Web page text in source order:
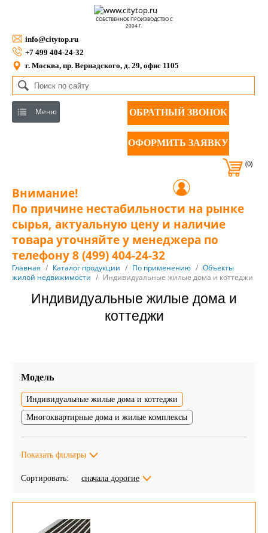
СОБСТВЕННОЕ ПРОИЗВОДСТВО С
2004 Г.
info@citytop.ru
+7 499 404-24-32
г. Москва, пр. Вернадского, д. 29, офис 1105
Меню ОБРАТНЫЙ ЗВОНОК
ОФОРМИТЬ ЗАЯВКУ
(0)
Внимание!
По причине нестабильности на рынке
сырья, актуальную цену и наличие
товара уточняйте у менеджера по
телефону 8 (499) 404-24-32
Главная / Каталог продукции / По применению / Объекты
жилой недвижимости / Индивидуальные жилые дома и коттеджи
Индивидуальные жилые дома и
коттеджи
Модель
Индивидуальные жилые дома и коттеджи
Многоквартирные дома и жилые комплексы
Показать фильтры
Сортировать: сначала дорогие